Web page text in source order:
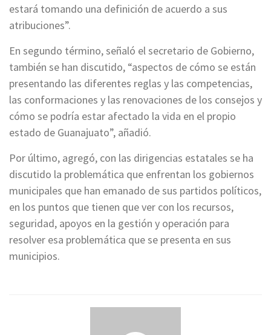
estará tomando una definición de acuerdo a sus
atribuciones”.
En segundo término, señaló el secretario de Gobierno,
también se han discutido, “aspectos de cómo se están
presentando las diferentes reglas y las competencias,
las conformaciones y las renovaciones de los consejos y
cómo se podría estar afectado la vida en el propio
estado de Guanajuato”, añadió.
Por último, agregó, con las dirigencias estatales se ha
discutido la problemática que enfrentan los gobiernos
municipales que han emanado de sus partidos políticos,
en los puntos que tienen que ver con los recursos,
seguridad, apoyos en la gestión y operación para
resolver esa problemática que se presenta en sus
municipios.